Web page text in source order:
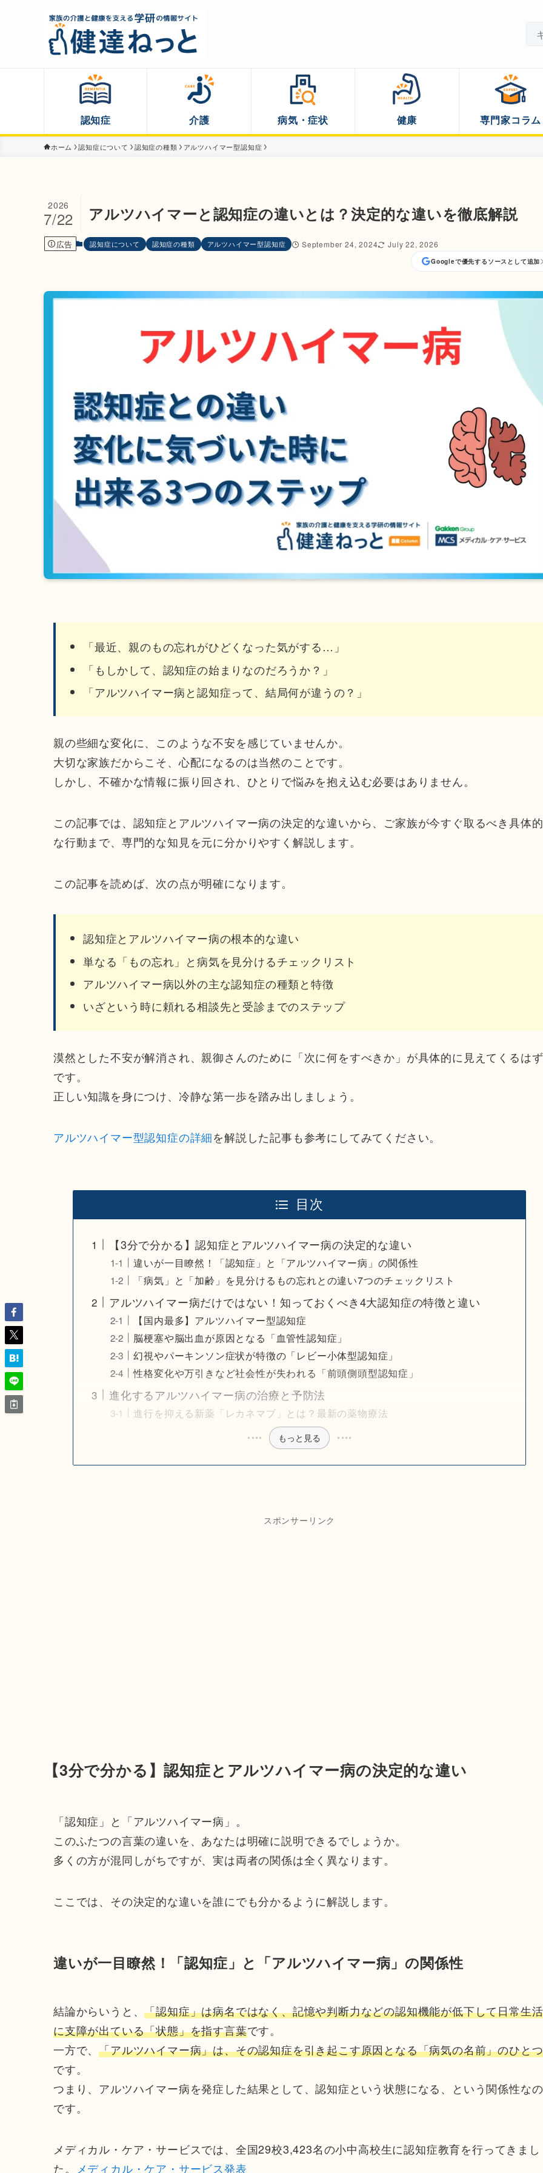
認知症 介護 病気・症状 健康 専門家コラム
ホーム 認知症について 認知症の種類 アルツハイマー型認知症
アルツハイマーと認知症の違いとは？決定的な違いを徹底解説
2026
7/22
広告 認知症について 認知症の種類 アルツハイマー型認知症 September 24, 2024 July 22, 2026
Googleで優先するソースとして追加
「最近、親のもの忘れがひどくなった気がする…」
「もしかして、認知症の始まりなのだろうか？」
「アルツハイマー病と認知症って、結局何が違うの？」
親の些細な変化に、このような不安を感じていませんか。
大切な家族だからこそ、心配になるのは当然のことです。
しかし、不確かな情報に振り回され、ひとりで悩みを抱え込む必要はありません。
この記事では、認知症とアルツハイマー病の決定的な違いから、ご家族が今すぐ取るべき具体的
な行動まで、専門的な知見を元に分かりやすく解説します。
この記事を読めば、次の点が明確になります。
認知症とアルツハイマー病の根本的な違い
単なる「もの忘れ」と病気を見分けるチェックリスト
アルツハイマー病以外の主な認知症の種類と特徴
いざという時に頼れる相談先と受診までのステップ
漠然とした不安が解消され、親御さんのために「次に何をすべきか」が具体的に見えてくるはず
です。
正しい知識を身につけ、冷静な第一歩を踏み出しましょう。
アルツハイマー型認知症の詳細を解説した記事も参考にしてみてください。
目次
【3分で分かる】認知症とアルツハイマー病の決定的な違い
違いが一目瞭然！「認知症」と「アルツハイマー病」の関係性
「病気」と「加齢」を見分けるもの忘れとの違い7つのチェックリスト
アルツハイマー病だけではない！知っておくべき4大認知症の特徴と違い
【国内最多】アルツハイマー型認知症
脳梗塞や脳出血が原因となる「血管性認知症」
幻視やパーキンソン症状が特徴の「レビー小体型認知症」
性格変化や万引きなど社会性が失われる「前頭側頭型認知症」
進化するアルツハイマー病の治療と予防法
進行を抑える新薬「レカネマブ」とは？最新の薬物療法
もっと見る
スポンサーリンク
【3分で分かる】認知症とアルツハイマー病の決定的な違い
「認知症」と「アルツハイマー病」。
このふたつの言葉の違いを、あなたは明確に説明できるでしょうか。
多くの方が混同しがちですが、実は両者の関係は全く異なります。
ここでは、その決定的な違いを誰にでも分かるように解説します。
違いが一目瞭然！「認知症」と「アルツハイマー病」の関係性
結論からいうと、「認知症」は病名ではなく、記憶や判断力などの認知機能が低下して日常生活
に支障が出ている「状態」を指す言葉です。
一方で、「アルツハイマー病」は、その認知症を引き起こす原因となる「病気の名前」のひとつ
です。
つまり、アルツハイマー病を発症した結果として、認知症という状態になる、という関係性なの
です。
メディカル・ケア・サービスでは、全国29校3,423名の小中高校生に認知症教育を行ってきまし
た。
メディカル・ケア・サービス発表